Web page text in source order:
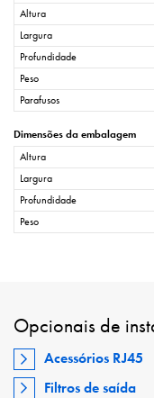
Altura
Largura
Profundidade
Peso
Parafusos
Dimensões da embalagem
Altura
Largura
Profundidade
Peso
Opcionais de
Acessórios RJ45
Filtros de saída